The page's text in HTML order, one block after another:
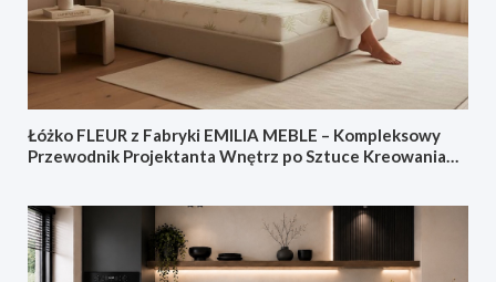
Łóżko FLEUR z Fabryki EMILIA MEBLE – Kompleksowy
Przewodnik Projektanta Wnętrz po Sztuce Kreowania